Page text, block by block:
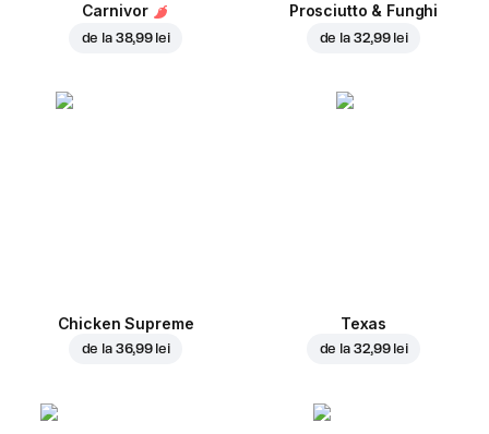
Carnivor
de la 38,99 lei
Prosciutto & Funghi
de la 32,99 lei
Chicken Supreme
de la 36,99 lei
Texas
de la 32,99 lei